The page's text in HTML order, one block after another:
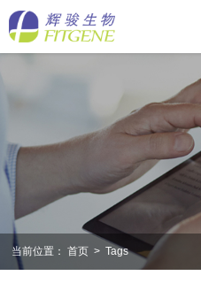
当前位置： 首页 > Tags